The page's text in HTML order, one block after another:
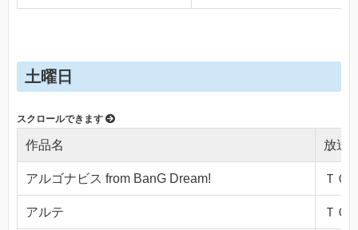
土曜日
作品名 放送
アルゴナビス from BanG Dream! ＴＯ
アルテ ＴＯ